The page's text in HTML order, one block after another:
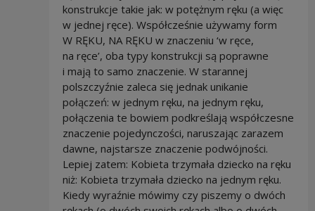
konstrukcje takie jak: w potężnym ręku (a więc
w jednej ręce). Współcześnie używamy form
W RĘKU, NA RĘKU w znaczeniu ‘w ręce,
na ręce’, oba typy konstrukcji są poprawne
i mają to samo znaczenie. W starannej
polszczyźnie zaleca się jednak unikanie
połączeń: w jednym ręku, na jednym ręku,
połączenia te bowiem podkreślają współczesne
znaczenie pojedynczości, naruszając zarazem
dawne, najstarsze znaczenie podwójności.
Lepiej zatem: Kobieta trzymała dziecko na ręku
niż: Kobieta trzymała dziecko na jednym ręku.
Kiedy wyraźnie mówimy czy piszemy o dwóch